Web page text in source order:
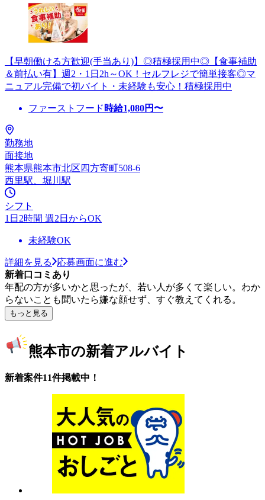
【早朝働ける方歓迎(手当あり)】◎積極採用中◎【食事補助
＆前払い有】週2・1日2h～OK！セルフレジで簡単接客◎マ
ニュアル完備で初バイト・未経験も安心！積極採用中
ファーストフード 時給1,080円〜
勤務地
面接地
熊本県熊本市北区四方寄町508-6
西里駅、堀川駅
シフト
1日2時間 週2日からOK
未経験OK
詳細を見る
応募画面に進む
新着口コミあり
年配の方が多いかと思ったが、若い人が多くて楽しい。わか
らないことも聞いたら嫌な顔せず、すぐ教えてくれる。
もっと見る
熊本市の新着アルバイト
新着案件11件掲載中！